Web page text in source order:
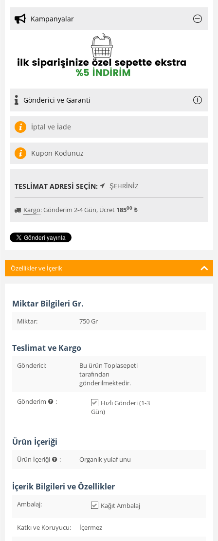
Kampanyalar
Gönderici ve Garanti
İptal ve İade
Kupon Kodunuz
TESLIMAT ADRESI SEÇIN: ŞEHRINIZ
Kargo:Gönderim 2-4 Gün, Ücret 18500 ₺
Özellikler ve İçerik
Miktar Bilgileri Gr.
Miktar: 750 Gr
Teslimat ve Kargo
Gönderici:
Bu ürün Toplasepeti
tarafından
gönderilmektedir.
Gönderim :
Hızlı Gönderi (1-3
Gün)
Ürün İçeriği
Ürün İçeriği : Organik yulaf unu
İçerik Bilgileri ve Özellikler
Ambalaj: Kağıt Ambalaj
Katkı ve Koruyucu: İçermez